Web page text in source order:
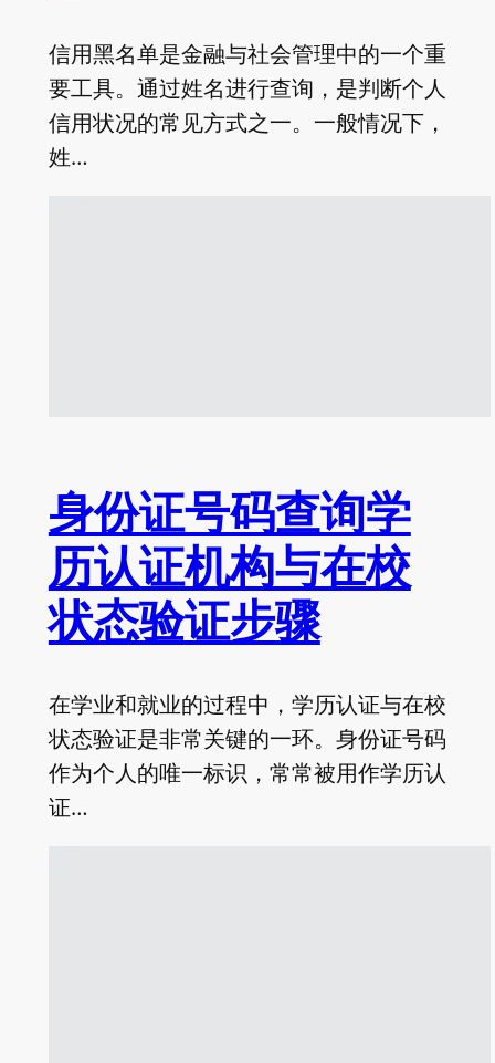
信用黑名单是金融与社会管理中的一个重
要工具。通过姓名进行查询，是判断个人
信用状况的常见方式之一。一般情况下，
姓…
身份证号码查询学
历认证机构与在校
状态验证步骤
在学业和就业的过程中，学历认证与在校
状态验证是非常关键的一环。身份证号码
作为个人的唯一标识，常常被用作学历认
证…